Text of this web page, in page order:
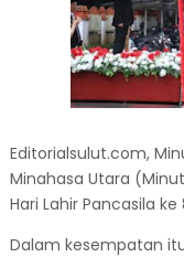
Editorialsulut.com,
Minahasa Utara
Hari Lahir Pancasila
Dalam kesempatan